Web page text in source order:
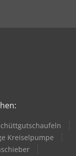
Kreiselpumpe